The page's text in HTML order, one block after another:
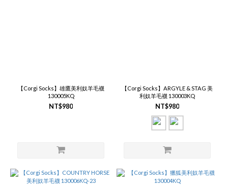
【Corgi Socks】雄鷹美利奴羊毛襪
130005KQ
NT$980
【Corgi Socks】ARGYLE & STAG 美
利奴羊毛襪 130003KQ
NT$980